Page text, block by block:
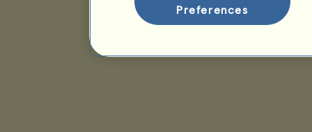
Preferences